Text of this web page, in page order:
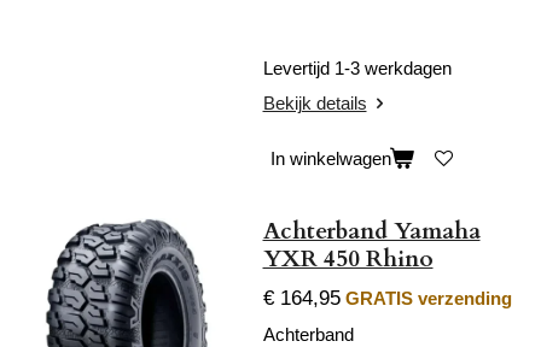
Levertijd 1-3 werkdagen
Bekijk details
In winkelwagen
Achterband Yamaha
YXR 450 Rhino
€ 164,95 GRATIS verzending
Achterband